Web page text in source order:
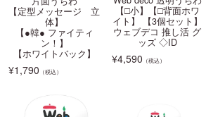
【定型メッセージ 立
体】
【●韓● ファイティ
ン！】
【ホワイトバック】
¥1,790 （税込）
【□小】【□背面ホワ
イト】 【3個セット】
ウェブデコ 推し活 グ
ッズ ◇ID
¥4,590 （税込）